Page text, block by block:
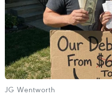
nối, trao đổi với các Cơ
ở các châu lục để nắm
của sở tại, cập nhật số
ở nước ngoài cần trợ
bay.
JG Wentworth